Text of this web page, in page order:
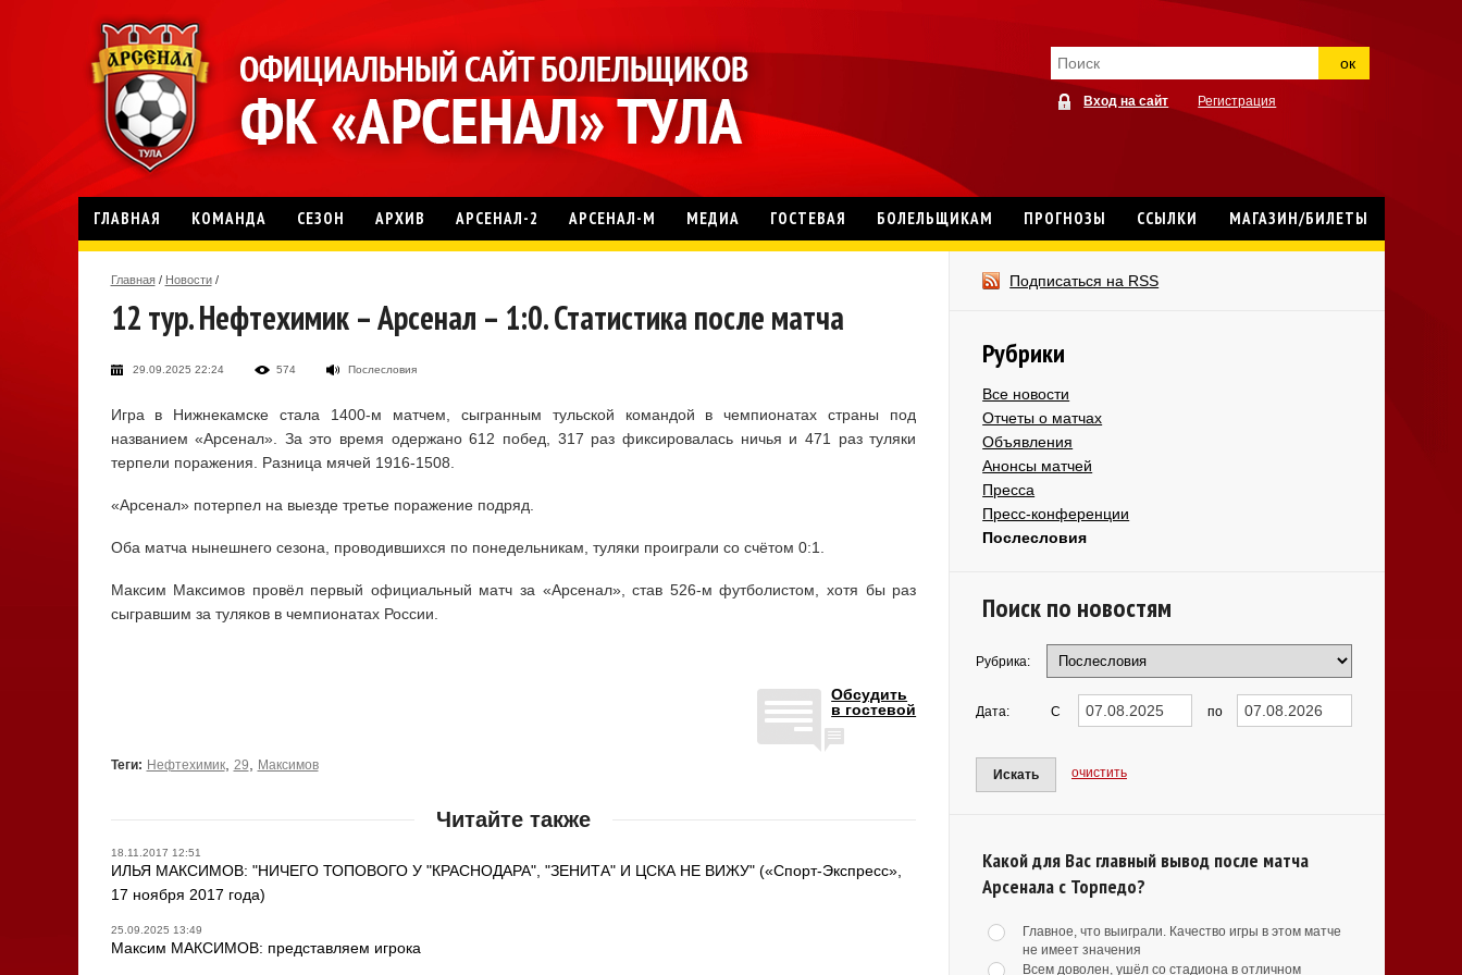
ок
Вход на сайт Регистрация
ГЛАВНАЯ КОМАНДА СЕЗОН АРХИВ АРСЕНАЛ-2 АРСЕНАЛ-М МЕДИА ГОСТЕВАЯ БОЛЕЛЬЩИКАМ ПРОГНОЗЫ ССЫЛКИ МАГАЗИН/БИЛЕТЫ
Главная / Новости /
12 тур. Нефтехимик – Арсенал – 1:0. Статистика после матча
29.09.2025 22:24 574 Послесловия
Игра в Нижнекамске стала 1400-м матчем, сыгранным тульской командой в чемпионатах страны под
названием «Арсенал». За это время одержано 612 побед, 317 раз фиксировалась ничья и 471 раз туляки
терпели поражения. Разница мячей 1916-1508.
«Арсенал» потерпел на выезде третье поражение подряд.
Оба матча нынешнего сезона, проводившихся по понедельникам, туляки проиграли со счётом 0:1.
Максим Максимов провёл первый официальный матч за «Арсенал», став 526-м футболистом, хотя бы раз
сыгравшим за туляков в чемпионатах России.
Обсудить
в гостевой
Теги: Нефтехимик, 29, Максимов
Читайте также
18.11.2017 12:51
ИЛЬЯ МАКСИМОВ: "НИЧЕГО ТОПОВОГО У "КРАСНОДАРА", "ЗЕНИТА" И ЦСКА НЕ ВИЖУ" («Спорт-Экспресс»,
17 ноября 2017 года)
25.09.2025 13:49
Максим МАКСИМОВ: представляем игрока
Подписаться на RSS
Рубрики
Все новости
Отчеты о матчах
Объявления
Анонсы матчей
Пресса
Пресс-конференции
Послесловия
Поиск по новостям
Рубрика:
Дата: С по
Искать очистить
Какой для Вас главный вывод после матча
Арсенала с Торпедо?
Главное, что выиграли. Качество игры в этом матче
не имеет значения
Всем доволен, ушёл со стадиона в отличном